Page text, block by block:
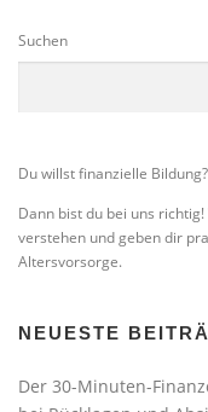
Suchen
Du willst finanzielle Bildung?
Dann bist du bei uns
verstehen und geben dir
Altersvorsorge.
NEUESTE
Der 30-Minuten-